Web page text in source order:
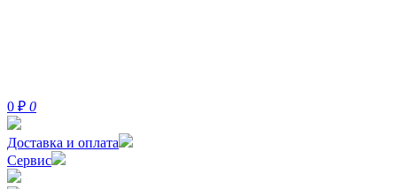
0 ₽ 0
Доставка и оплата
Сервис